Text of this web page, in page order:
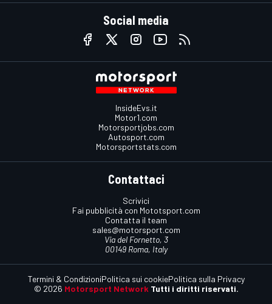
Social media
InsideEvs.it
Motor1.com
Motorsportjobs.com
Autosport.com
Motorsportstats.com
Contattaci
Scrivici
Fai pubblicità con Mototsport.com
Contatta il team
sales@motorsport.com
Via del Fornetto, 3
00149 Roma, Italy
© 2026 Motorsport Network Tutti i diritti riservati.
Termini & CondizioniPolitica sui cookiePolitica sulla Privacy